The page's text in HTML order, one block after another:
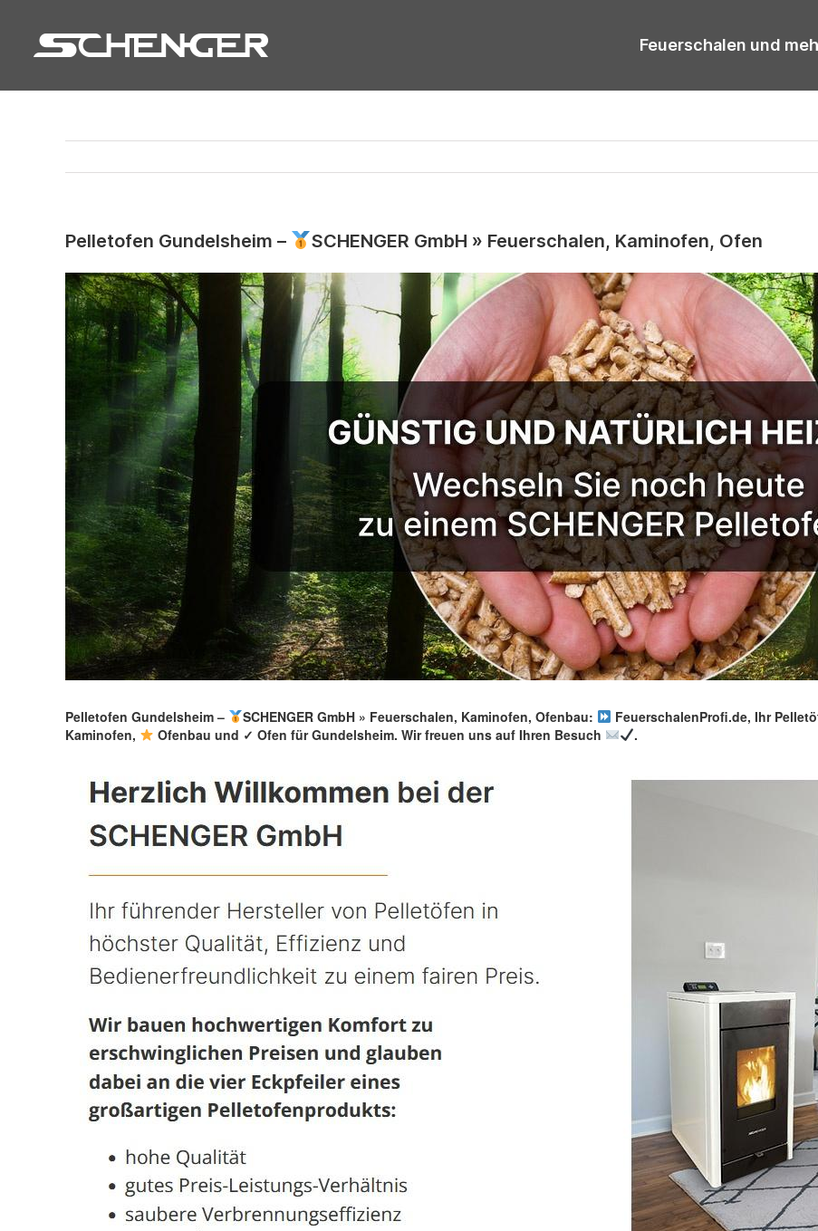
springen
Feuerschalen und
Pelletofen Gundelsheim – SCHENGER GmbH » Feuerschalen, Kaminofen, Ofen
Pelletofen Gundelsheim – SCHENGER GmbH » Feuerschalen, Kaminofen, Ofenbau: FeuerschalenProfi.de, Ihr
Kaminofen,
Ofenbau und ✓ Ofen für Gundelsheim. Wir freuen uns auf Ihren Besuch .